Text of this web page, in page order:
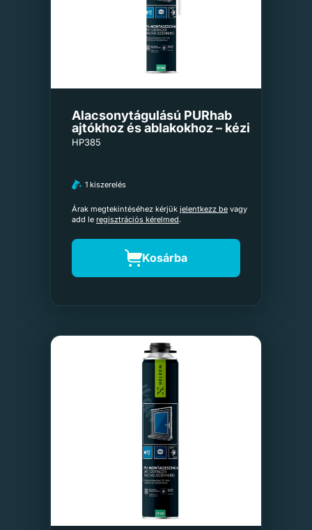
Alacsonytágulású PURhab
ajtókhoz és ablakokhoz – kézi
HP385
1 kiszerelés
Árak megtekintéséhez kérjük jelentkezz be vagy
add le regisztrációs kérelmed.
Kosárba